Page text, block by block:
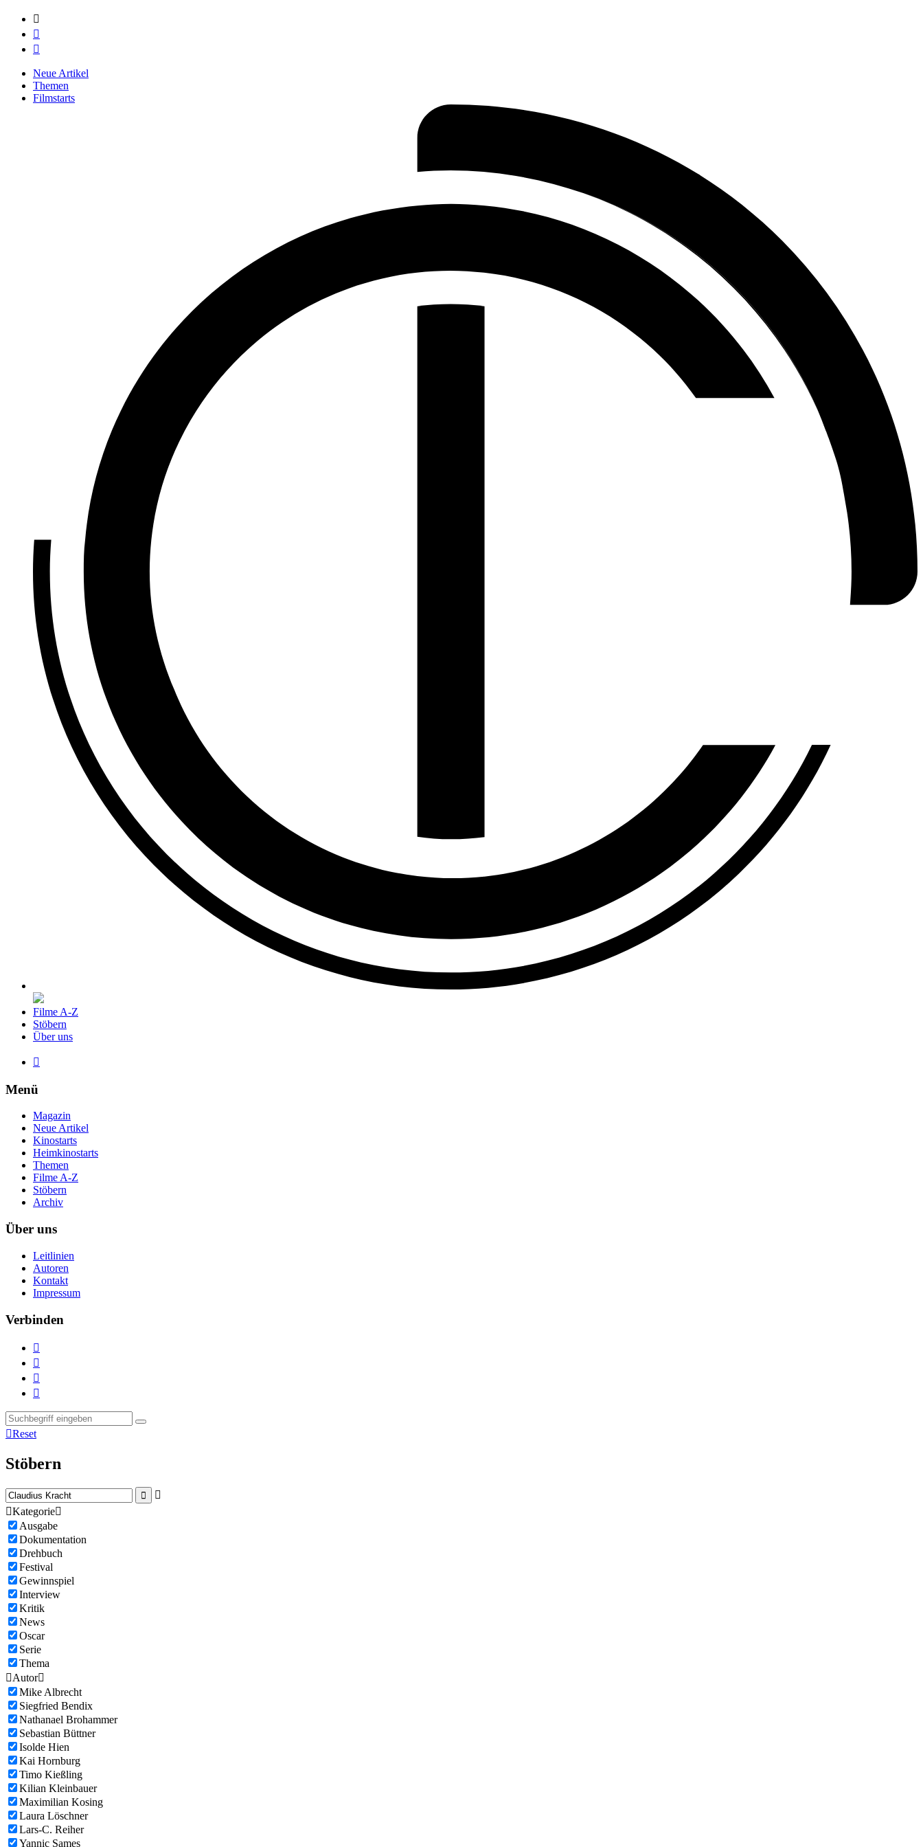



Neue Artikel
Themen
Filmstarts
Filme A-Z
Stöbern
Über uns

Menü
Magazin
Neue Artikel
Kinostarts
Heimkinostarts
Themen
Filme A-Z
Stöbern
Archiv
Über uns
Leitlinien
Autoren
Kontakt
Impressum
Verbinden




Reset
Stöbern


Kategorie
Ausgabe
Dokumentation
Drehbuch
Festival
Gewinnspiel
Interview
Kritik
News
Oscar
Serie
Thema
Autor
Mike Albrecht
Siegfried Bendix
Nathanael Brohammer
Sebastian Büttner
Isolde Hien
Kai Hornburg
Timo Kießling
Kilian Kleinbauer
Maximilian Kosing
Laura Löschner
Lars-C. Reiher
Yannic Sames